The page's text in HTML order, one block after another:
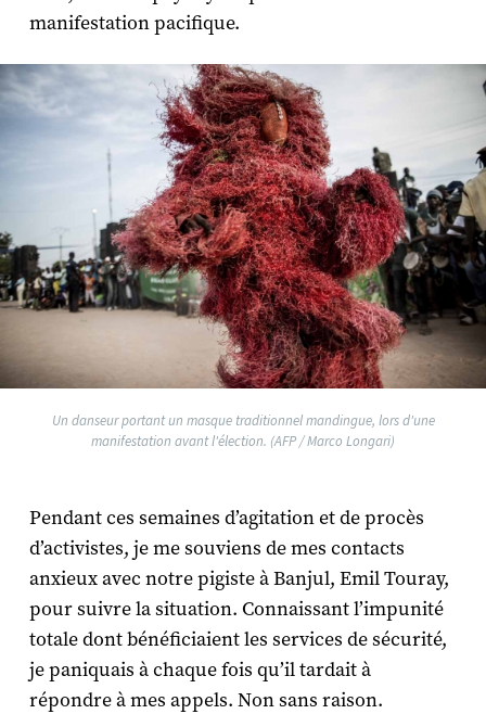
manifestation pacifique.
Un danseur portant un masque traditionnel mandingue, lors d'une
manifestation avant l'élection. (AFP / Marco Longari)
Pendant ces semaines d’agitation et de procès
d’activistes, je me souviens de mes contacts
anxieux avec notre pigiste à Banjul, Emil Touray,
pour suivre la situation. Connaissant l’impunité
totale dont bénéficiaient les services de sécurité,
je paniquais à chaque fois qu’il tardait à
répondre à mes appels. Non sans raison.